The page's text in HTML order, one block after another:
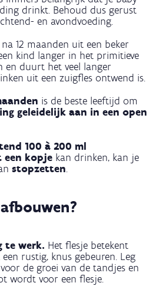
drinkt. Behoud dus gerust
en avondvoeding.
12 maanden uit een beker
kind langer in het primitieve
en duurt het veel langer
uit een zuigfles ontwend is.
is de beste leeftijd om
geleidelijk aan in een open
100 à 200 ml
een kopje kan drinken, kan je
stopzetten.
te werk. Het flesje betekent
rustig, knus gebeuren. Leg
de groei van de tandjes en
wordt voor een flesje.